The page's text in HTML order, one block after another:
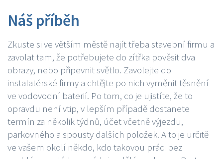
Náš příběh
Zkuste si ve větším městě najít třeba stavební firmu a
zavolat tam, že potřebujete do zítřka pověsit dva
obrazy, nebo připevnit světlo. Zavolejte do
instalatérské firmy a chtějte po nich vyměnit těsnění
ve vodovodní baterií. Po tom, co je ujistíte, že to
opravdu není vtip, v lepším případě dostanete
termín za několik týdnů, účet včetně výjezdu,
parkovného a spousty dalších položek. A to je určitě
ve vašem okolí někdo, kdo takovou práci bez